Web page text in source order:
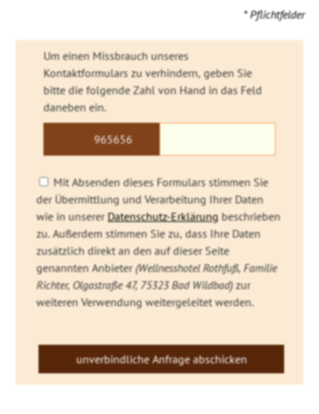
* Pflichtfelder
Um einen Missbrauch unseres
Kontaktformulars zu verhindern, geben Sie
bitte die folgende Zahl von Hand in das Feld
daneben ein.
965656178
Mit Absenden dieses Formulars stimmen Sie
der Übermittlung und Verarbeitung Ihrer Daten
wie in unsererDatenschutz-Erklärung beschrieben
zu. Außerdem stimmen Sie zu, dass Ihre Daten
zusätzlich direkt an den auf dieser Seite
genannten Anbieter(Wellnesshotel Rothfuß, Familie
Richter, Olgastraße 47, 75323 Bad Wildbad)zur
weiteren Verwendung weitergeleitet werden.